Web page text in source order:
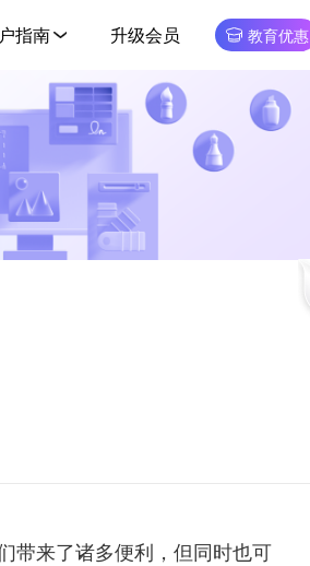
指南 升级会员 教育优惠
带来了诸多便利，但同时也可